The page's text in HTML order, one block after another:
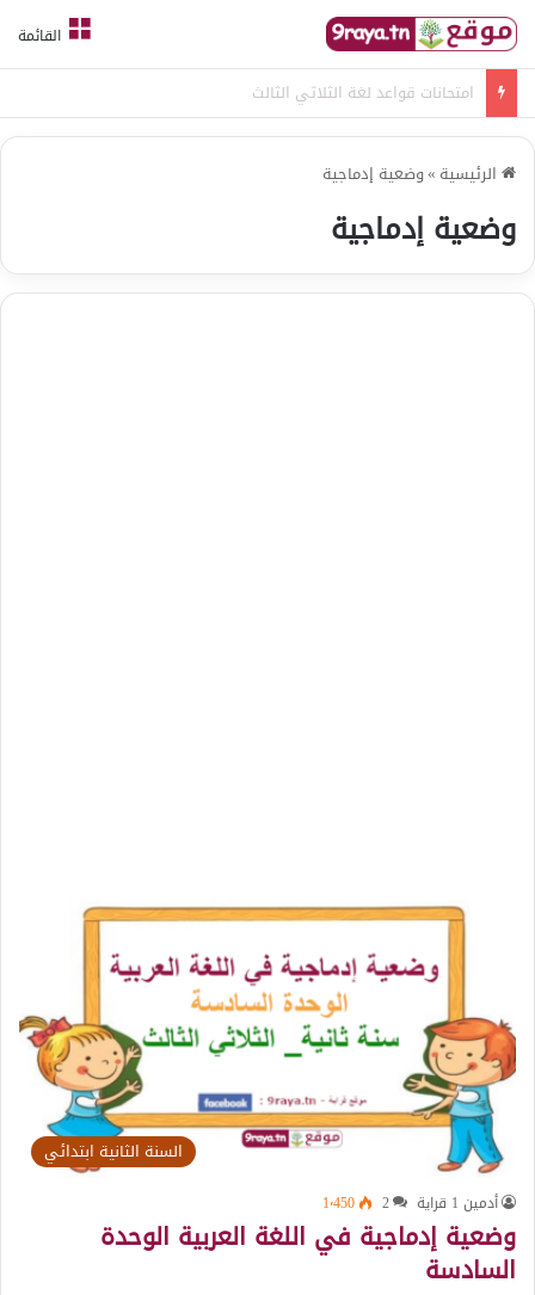
القائمة
امتحانات قواعد لغة الثلاثي الثالث
الرئيسية »وضعية إدماجية
وضعية إدماجية
السنة الثانية ابتدائي
أدمين 1 قراية 2 1٬450
وضعية إدماجية في اللغة العربية الوحدة
السادسة